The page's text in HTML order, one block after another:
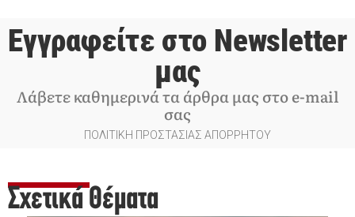
Εγγραφείτε στο Newsletter
μας
Λάβετε καθημερινά τα άρθρα μας στο e-mail
σας
ΠΟΛΙΤΙΚΗ ΠΡΟΣΤΑΣΙΑΣ ΑΠΟΡΡΗΤΟΥ
Σχετικά Θέματα